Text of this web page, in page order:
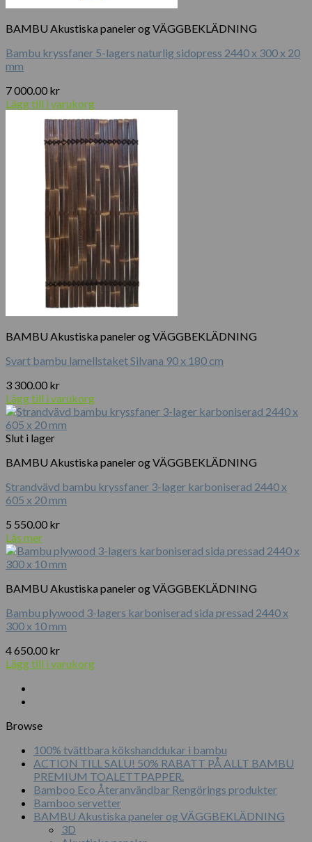
BAMBU Akustiska paneler og VÄGGBEKLÄDNING
Bambu kryssfaner 5-lagers naturlig sidopress 2440 x 300 x 20
mm
7 000.00 kr
Lägg till i varukorg
BAMBU Akustiska paneler og VÄGGBEKLÄDNING
Svart bambu lamellstaket Silvana 90 x 180 cm
3 300.00 kr
Lägg till i varukorg
Slut i lager
BAMBU Akustiska paneler og VÄGGBEKLÄDNING
Strandvävd bambu kryssfaner 3-lager karboniserad 2440 x
605 x 20 mm
5 550.00 kr
Läs mer
BAMBU Akustiska paneler og VÄGGBEKLÄDNING
Bambu plywood 3-lagers karboniserad sida pressad 2440 x
300 x 10 mm
4 650.00 kr
Lägg till i varukorg
Browse
100% tvättbara kökshanddukar i bambu
ACTION TILL SALU! 50% RABATT PÅ ALLT BAMBU
PREMIUM TOALETTPAPPER.
Bamboo Eco Återanvändbar Rengörings produkter
Bamboo servetter
BAMBU Akustiska paneler og VÄGGBEKLÄDNING
3D